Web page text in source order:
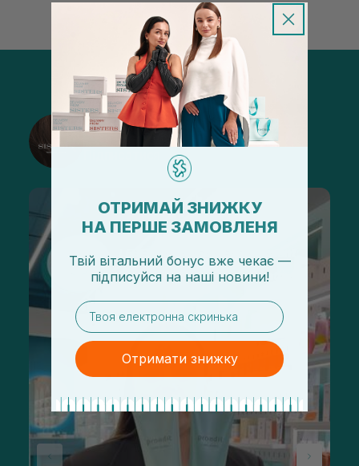
@sisters_stelmakh в Instagram
ОТРИМАЙ ЗНИЖКУ
НА ПЕРШЕ ЗАМОВЛЕНЯ
Твій вітальний бонус вже чекає —
підписуйся на наші новини!
email
Отримати знижку